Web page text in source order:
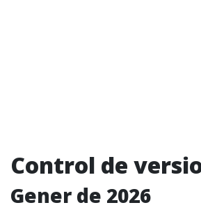
Control de
Gener de 2026